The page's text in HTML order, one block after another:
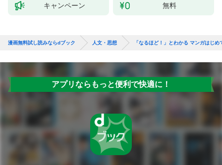
キャンペーン 無料
漫画無料試し読みならdブック 人文・思想 「なるほど！」とわかる マンガはじめ
アプリならもっと便利で快適に！